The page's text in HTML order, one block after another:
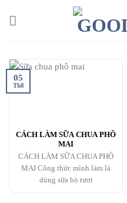
CÁCH LÀM SỮA CHUA PHÔ
MAI
CÁCH LÀM SỮA CHUA PHÔ
MAI Công thức mình làm là
dùng sữa bò tươi
05
Th8